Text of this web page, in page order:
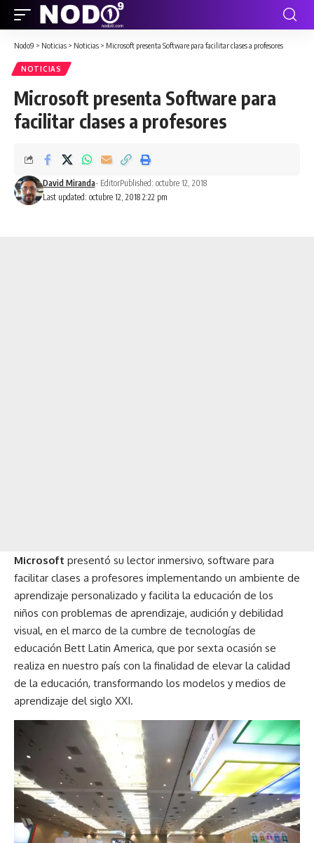
Nodo9 > Noticias > Noticias > Microsoft presenta Software para facilitar clases a profesores
NOTICIAS
Microsoft presenta Software para
facilitar clases a profesores
Last updated: octubre 12, 2018 2:22 pm
David Miranda- EditorPublished: octubre 12, 2018
Microsoft presentó su lector inmersivo, software para
facilitar clases a profesores implementando un ambiente de
aprendizaje personalizado y facilita la educación de los
niños con problemas de aprendizaje, audición y debilidad
visual, en el marco de la cumbre de tecnologías de
educación Bett Latin America, que por sexta ocasión se
realiza en nuestro país con la finalidad de elevar la calidad
de la educación, transformando los modelos y medios de
aprendizaje del siglo XXI.